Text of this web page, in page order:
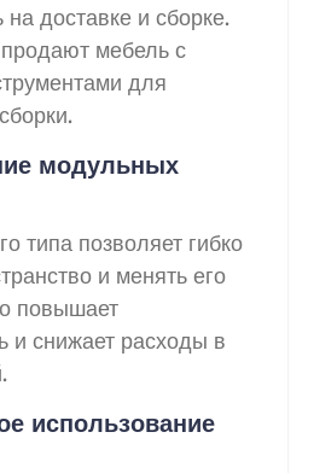
доставке и сборке.
мебель с
для
модульных
типа позволяет гибко
и менять его
повышает
и снижает расходы в
использование